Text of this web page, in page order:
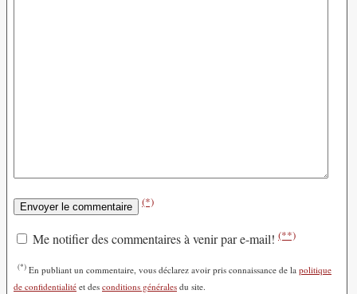
(*)
Me notifier des commentaires à venir par e-mail! (**)
(*) En publiant un commentaire, vous déclarez avoir pris connaissance de la politique
de confidentialité et des conditions générales du site.